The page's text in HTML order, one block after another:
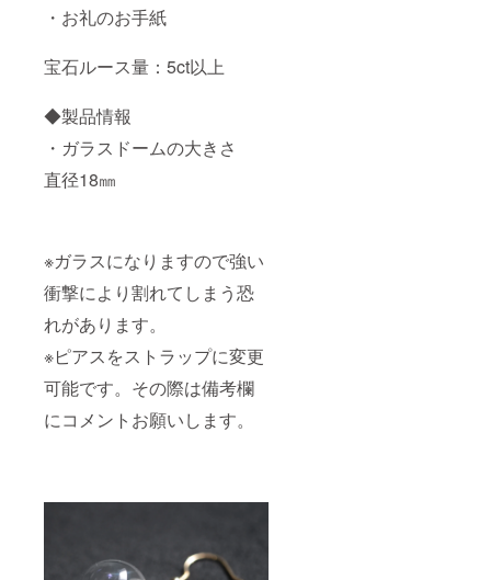
・お礼のお手紙
宝石ルース量：5ct以上
◆製品情報
・ガラスドームの大きさ
直径18㎜
※ガラスになりますので強い
衝撃により割れてしまう恐
れがあります。
※ピアスをストラップに変更
可能です。その際は備考欄
にコメントお願いします。